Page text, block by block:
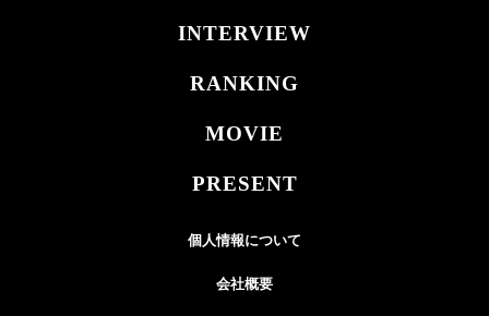
INTERVIEW
RANKING
MOVIE
PRESENT
個人情報について
会社概要